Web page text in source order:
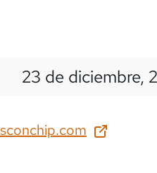
23 de diciembre,